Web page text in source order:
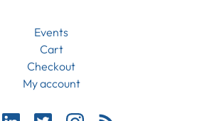
Events
Cart
Checkout
My account